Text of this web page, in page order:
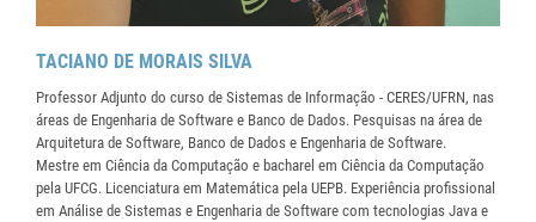
TACIANO DE MORAIS SILVA
Professor Adjunto do curso de Sistemas de Informação - CERES/UFRN, nas
áreas de Engenharia de Software e Banco de Dados. Pesquisas na área de
Arquitetura de Software, Banco de Dados e Engenharia de Software.
Mestre em Ciência da Computação e bacharel em Ciência da Computação
pela UFCG. Licenciatura em Matemática pela UEPB. Experiência profissional
em Análise de Sistemas e Engenharia de Software com tecnologias Java e